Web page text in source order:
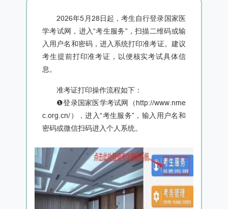
2026年5月28日起，考生自行登录国家医
学考试网，进入“考生服务”，扫描二维码或输
入用户名和密码，进入系统打印准考证。建议
考生提前打印准考证，以便核实考试具体信
息。
准考证打印操作流程如下：
❶登录国家医学考试网（http://www.nme
c.org.cn/），进入“考生服务”，输入用户名和
密码或微信扫码进入个人系统。